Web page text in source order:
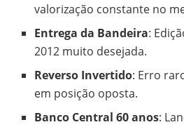
valorização constante no
Entrega da Bandeira:
2012 muito desejada.
Reverso Invertido: Erro
em posição oposta.
Banco Central 60 anos: